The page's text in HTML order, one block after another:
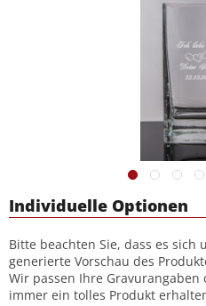
Individuelle Optionen
Bitte beachten Sie, dass es sich
generierte Vorschau des
Wir passen Ihre Gravurangaben
immer ein tolles Produkt